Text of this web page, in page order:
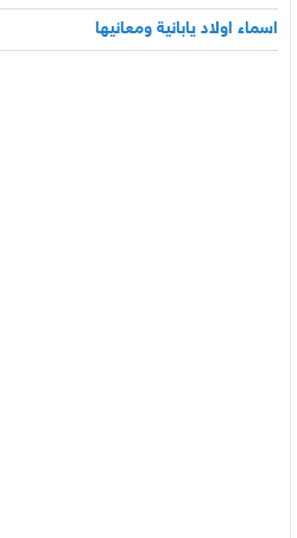
اسماء اولاد يابانية ومعانيها